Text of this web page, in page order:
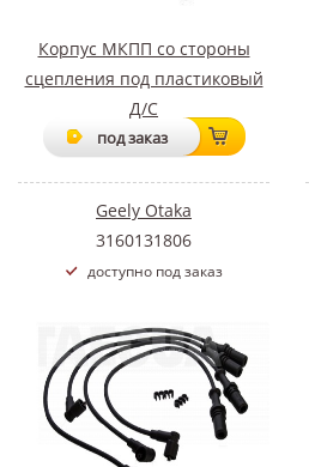
Корпус МКПП со стороны
сцепления под пластиковый
Д/С
под заказ
Geely Otaka
3160131806
доступно под заказ